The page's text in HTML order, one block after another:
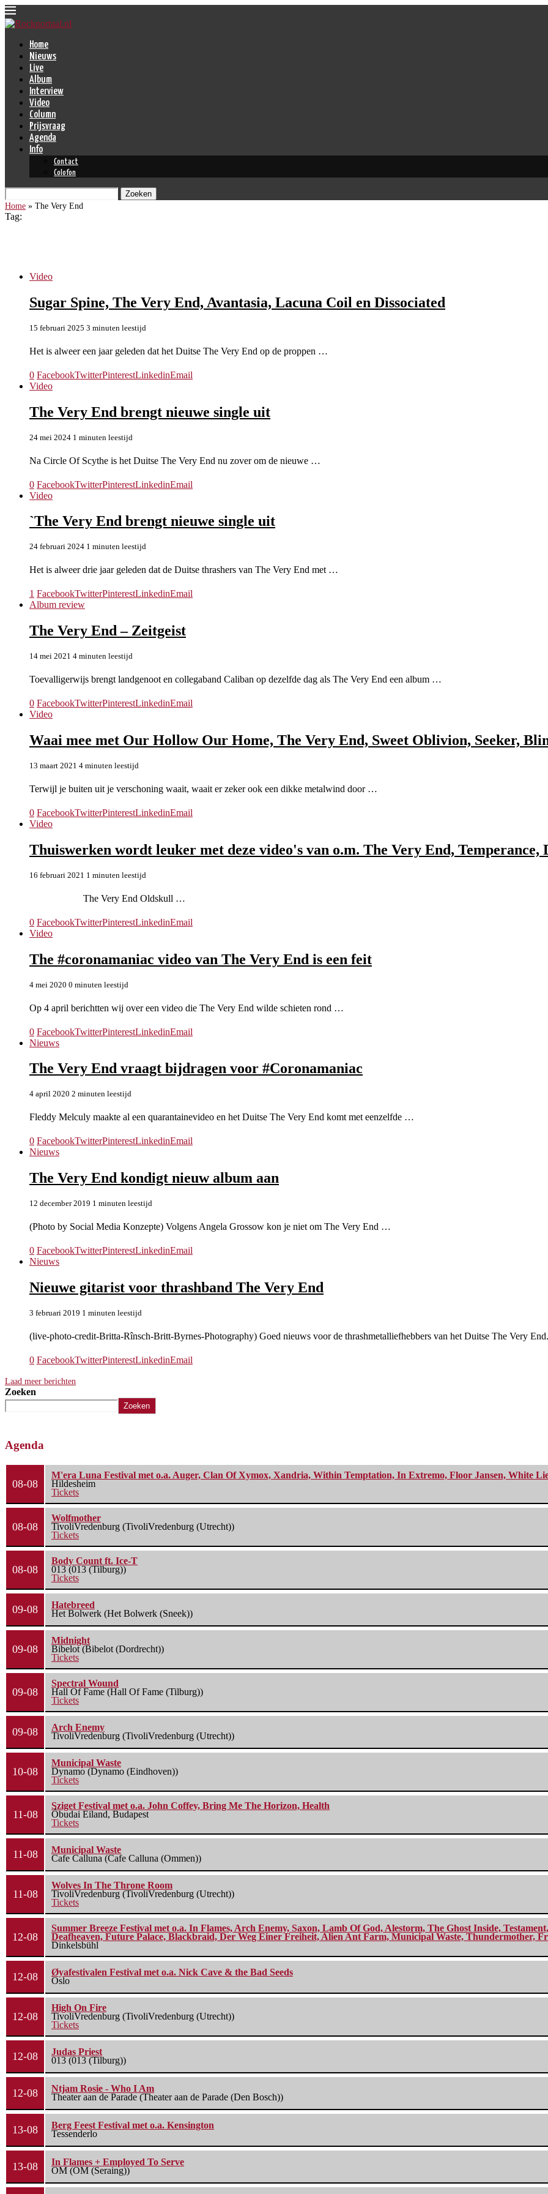
Home
Nieuws
Live
Album
Interview
Video
Column
Prijsvraag
Agenda
Info
Contact
Colofon
Zoeken
Home » The Very End
Tag:
Video
Sugar Spine, The Very End, Avantasia, Lacuna Coil en Dissociated
15 februari 2025 3 minuten leestijd
Het is alweer een jaar geleden dat het Duitse The Very End op de proppen …
0 FacebookTwitterPinterestLinkedinEmail
Video
The Very End brengt nieuwe single uit
24 mei 2024 1 minuten leestijd
Na Circle Of Scythe is het Duitse The Very End nu zover om de nieuwe …
0 FacebookTwitterPinterestLinkedinEmail
Video
`The Very End brengt nieuwe single uit
24 februari 2024 1 minuten leestijd
Het is alweer drie jaar geleden dat de Duitse thrashers van The Very End met …
1 FacebookTwitterPinterestLinkedinEmail
Album review
The Very End – Zeitgeist
14 mei 2021 4 minuten leestijd
Toevalligerwijs brengt landgenoot en collegaband Caliban op dezelfde dag als The Very End een album …
0 FacebookTwitterPinterestLinkedinEmail
Video
Waai mee met Our Hollow Our Home, The Very End, Sweet Oblivion, Seeker,
13 maart 2021 4 minuten leestijd
Terwijl je buiten uit je verschoning waait, waait er zeker ook een dikke metalwind door …
0 FacebookTwitterPinterestLinkedinEmail
Video
Thuiswerken wordt leuker met deze video's van o.m. The Very End, Temperance,
16 februari 2021 1 minuten leestijd
The Very End Oldskull …
0 FacebookTwitterPinterestLinkedinEmail
Video
The #coronamaniac video van The Very End is een feit
4 mei 2020 0 minuten leestijd
Op 4 april berichtten wij over een video die The Very End wilde schieten rond …
0 FacebookTwitterPinterestLinkedinEmail
Nieuws
The Very End vraagt bijdragen voor #Coronamaniac
4 april 2020 2 minuten leestijd
Fleddy Melculy maakte al een quarantainevideo en het Duitse The Very End komt met eenzelfde …
0 FacebookTwitterPinterestLinkedinEmail
Nieuws
The Very End kondigt nieuw album aan
12 december 2019 1 minuten leestijd
(Photo by Social Media Konzepte) Volgens Angela Grossow kon je niet om The Very End …
0 FacebookTwitterPinterestLinkedinEmail
Nieuws
Nieuwe gitarist voor thrashband The Very End
3 februari 2019 1 minuten leestijd
(live-photo-credit-Britta-Rînsch-Britt-Byrnes-Photography) Goed nieuws voor de thrashmetalliefhebbers van het Duitse The Very
0 FacebookTwitterPinterestLinkedinEmail
Laad meer berichten
Zoeken
Zoeken
Agenda
08-08
M'era Luna Festival met o.a. Auger, Clan Of Xymox, Xandria, Within Temptation, In Extremo, Floor Jansen, White
Hildesheim
Tickets
08-08
Wolfmother
TivoliVredenburg (TivoliVredenburg (Utrecht))
Tickets
08-08
Body Count ft. Ice-T
013 (013 (Tilburg))
Tickets
09-08
Hatebreed
Het Bolwerk (Het Bolwerk (Sneek))
09-08
Midnight
Bibelot (Bibelot (Dordrecht))
Tickets
09-08
Spectral Wound
Hall Of Fame (Hall Of Fame (Tilburg))
Tickets
09-08
Arch Enemy
TivoliVredenburg (TivoliVredenburg (Utrecht))
10-08
Municipal Waste
Dynamo (Dynamo (Eindhoven))
Tickets
11-08
Sziget Festival met o.a. John Coffey, Bring Me The Horizon, Health
Óbudai Eiland, Budapest
Tickets
11-08
Municipal Waste
Cafe Calluna (Cafe Calluna (Ommen))
11-08
Wolves In The Throne Room
TivoliVredenburg (TivoliVredenburg (Utrecht))
Tickets
12-08
Summer Breeze Festival met o.a. In Flames, Arch Enemy, Saxon, Lamb Of God, Alestorm, The Ghost Inside,
Deafheaven, Future Palace, Blackbraid, Der Weg Einer Freiheit, Alien Ant Farm, Municipal Waste, Thundermother,
Dinkelsbühl
12-08
Øyafestivalen Festival met o.a. Nick Cave & the Bad Seeds
Oslo
12-08
High On Fire
TivoliVredenburg (TivoliVredenburg (Utrecht))
Tickets
12-08
Judas Priest
013 (013 (Tilburg))
12-08
Ntjam Rosie - Who I Am
Theater aan de Parade (Theater aan de Parade (Den Bosch))
13-08
Berg Feest Festival met o.a. Kensington
Tessenderlo
13-08
In Flames + Employed To Serve
OM (OM (Seraing))